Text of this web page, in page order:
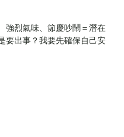
強烈氣味、節慶吵鬧＝潛在
要出事？我要先確保自己安